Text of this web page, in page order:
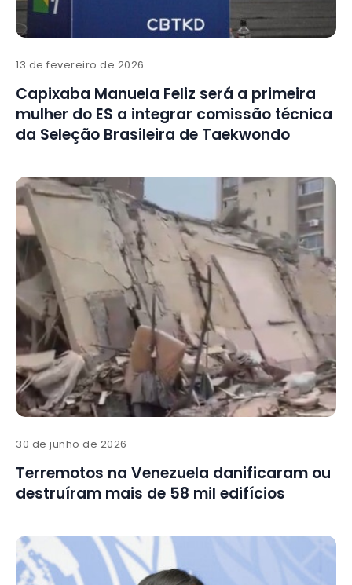
13 de fevereiro de 2026
Capixaba Manuela Feliz será a primeira
mulher do ES a integrar comissão técnica
da Seleção Brasileira de Taekwondo
30 de junho de 2026
Terremotos na Venezuela danificaram ou
destruíram mais de 58 mil edifícios